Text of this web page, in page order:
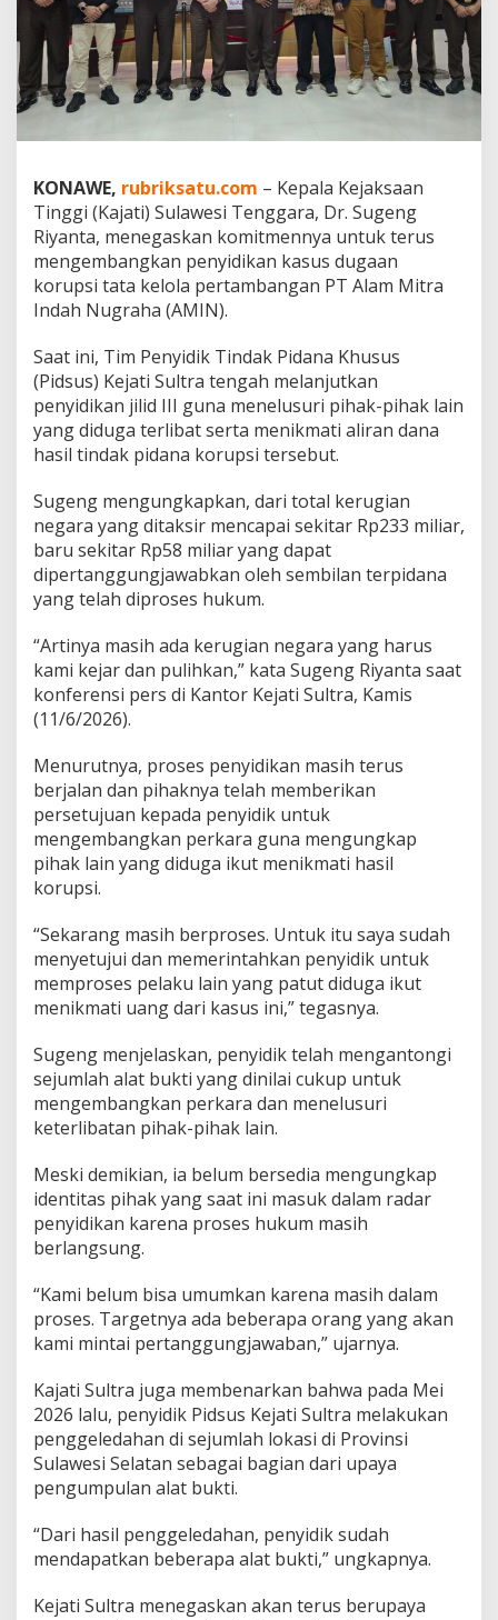
a
K
e
r
u
N
e
g
a
r
a
R
1
7
5
M
i
l
a
r
d
a
r
i
g
a
a
r
u
p
s
P
M
I
KONAWE, rubriksatu.com – Kepala Kejaksaan
Tinggi (Kajati) Sulawesi Tenggara, Dr. Sugeng
Riyanta, menegaskan komitmennya untuk terus
mengembangkan penyidikan kasus dugaan
korupsi tata kelola pertambangan PT Alam Mitra
Indah Nugraha (AMIN).
Saat ini, Tim Penyidik Tindak Pidana Khusus
(Pidsus) Kejati Sultra tengah melanjutkan
penyidikan jilid III guna menelusuri pihak-pihak lain
yang diduga terlibat serta menikmati aliran dana
hasil tindak pidana korupsi tersebut.
Sugeng mengungkapkan, dari total kerugian
negara yang ditaksir mencapai sekitar Rp233 miliar,
baru sekitar Rp58 miliar yang dapat
dipertanggungjawabkan oleh sembilan terpidana
yang telah diproses hukum.
“Artinya masih ada kerugian negara yang harus
kami kejar dan pulihkan,” kata Sugeng Riyanta saat
konferensi pers di Kantor Kejati Sultra, Kamis
(11/6/2026).
Menurutnya, proses penyidikan masih terus
berjalan dan pihaknya telah memberikan
persetujuan kepada penyidik untuk
mengembangkan perkara guna mengungkap
pihak lain yang diduga ikut menikmati hasil
korupsi.
“Sekarang masih berproses. Untuk itu saya sudah
menyetujui dan memerintahkan penyidik untuk
memproses pelaku lain yang patut diduga ikut
menikmati uang dari kasus ini,” tegasnya.
Sugeng menjelaskan, penyidik telah mengantongi
sejumlah alat bukti yang dinilai cukup untuk
mengembangkan perkara dan menelusuri
keterlibatan pihak-pihak lain.
Meski demikian, ia belum bersedia mengungkap
identitas pihak yang saat ini masuk dalam radar
penyidikan karena proses hukum masih
berlangsung.
“Kami belum bisa umumkan karena masih dalam
proses. Targetnya ada beberapa orang yang akan
kami mintai pertanggungjawaban,” ujarnya.
Kajati Sultra juga membenarkan bahwa pada Mei
2026 lalu, penyidik Pidsus Kejati Sultra melakukan
penggeledahan di sejumlah lokasi di Provinsi
Sulawesi Selatan sebagai bagian dari upaya
pengumpulan alat bukti.
“Dari hasil penggeledahan, penyidik sudah
mendapatkan beberapa alat bukti,” ungkapnya.
Kejati Sultra menegaskan akan terus berupaya